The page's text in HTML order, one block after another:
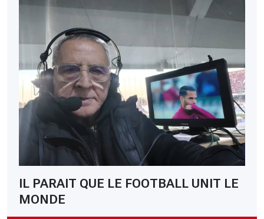
IL PARAIT QUE LE FOOTBALL UNIT LE
MONDE